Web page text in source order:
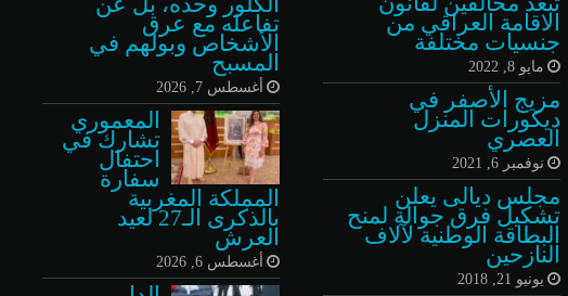
الاقامة العراقي من
جنسيات مختلفة
مايو 8, 2022
مزيج الأصفر في
ديكورات المنزل
العصري
نوفمبر 6, 2021
مجلس ديالى يعلن
تشكيل فرق جوالة لمنح
البطاقة الوطنية لآلاف
النازحين
يونيو 21, 2018
تفاعله مع عرق
الأشخاص وبولهم في
المسبح
أغسطس 7, 2026
المعموري
تشارك في
احتفال
سفارة
المملكة المغربية
بالذكرى الـ27 لعيد
العرش
أغسطس 6, 2026